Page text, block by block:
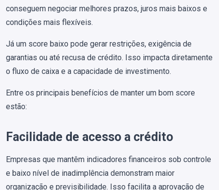
conseguem negociar melhores prazos, juros mais baixos e
condições mais flexíveis.
Já um score baixo pode gerar restrições, exigência de
garantias ou até recusa de crédito. Isso impacta diretamente
o fluxo de caixa e a capacidade de investimento.
Entre os principais benefícios de manter um bom score
estão:
Facilidade de acesso a crédito
Empresas que mantêm indicadores financeiros sob controle
e baixo nível de inadimplência demonstram maior
organização e previsibilidade. Isso facilita a aprovação de